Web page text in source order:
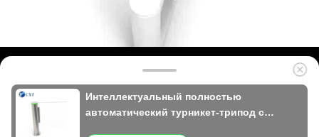
Интеллектуальный полностью
автоматический турникет-трипод с